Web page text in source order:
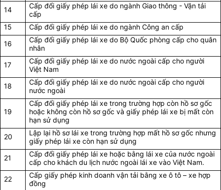
14
Cấp đổi giấy phép lái xe do ngành Giao thông - Vận tải
cấp
15
Cấp đổi giấy phép lái xe do ngành Công an cấp
16
Cấp đổi giấy phép lái xe do Bộ Quốc phòng cấp cho quân
nhân
17
Cấp đổi giấy phép lái xe do nước ngoài cấp cho người
Việt Nam
18
Cấp đổi giấy phép lái xe do nước ngoài cấp cho người
nước ngoài
19
Cấp đổi giấy phép lái xe trong trường hợp còn hồ sơ gốc
hoặc không còn hồ sơ gốc và giấy phép lái xe bị mất còn
hạn sử dụng
20
Lập lại hồ sơ lái xe trong trường hợp mất hồ sơ gốc nhưng
giấy phép lái xe còn hạn sử dụng
21
Cấp đổi giấy phép lái xe hoặc bằng lái xe của nước ngoài
cấp cho khách du lịch nước ngoài lái xe vào Việt Nam.
22
Cấp giấy phép kinh doanh vận tải bằng xe ô tô – xe hợp
đồng